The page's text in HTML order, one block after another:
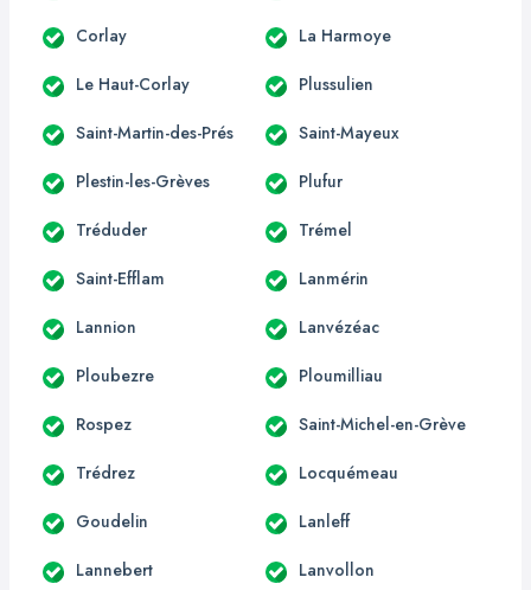
Corlay La Harmoye
Le Haut-Corlay Plussulien
Saint-Martin-des-Prés Saint-Mayeux
Plestin-les-Grèves Plufur
Tréduder Trémel
Saint-Efflam Lanmérin
Lannion Lanvézéac
Ploubezre Ploumilliau
Rospez Saint-Michel-en-Grève
Trédrez Locquémeau
Goudelin Lanleff
Lannebert Lanvollon